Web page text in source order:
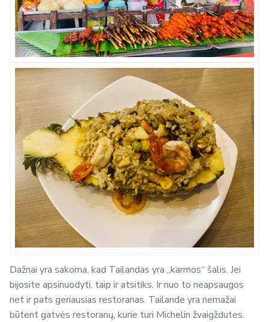
Dažnai yra sakoma, kad Tailandas yra „karmos“ šalis. Jei
bijosite apsinuodyti, taip ir atsitiks. Ir nuo to neapsaugos
net ir pats geriausias restoranas. Tailande yra nemažai
būtent gatvės restoranų, kurie turi Michelin žvaigždutes.